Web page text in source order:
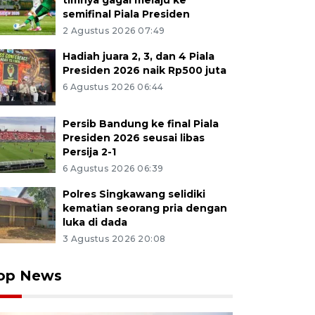
semifinal Piala Presiden
2 Agustus 2026 07:49
Hadiah juara 2, 3, dan 4 Piala
Presiden 2026 naik Rp500 juta
6 Agustus 2026 06:44
Persib Bandung ke final Piala
Presiden 2026 seusai libas
Persija 2-1
6 Agustus 2026 06:39
Polres Singkawang selidiki
kematian seorang pria dengan
luka di dada
3 Agustus 2026 20:08
News